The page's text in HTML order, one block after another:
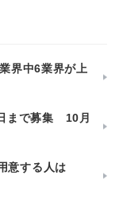
界中6業界が上
まで募集 10月
意する人は